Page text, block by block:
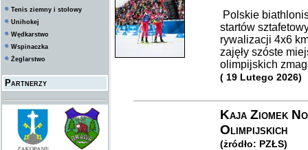
Tenis ziemny i stołowy
Unihokej
Wędkarstwo
Wspinaczka
Żeglarstwo
Partnerzy
Polskie
startów
rywalizacji 4x6
zajęły szóste
olimpijskich
( 19 Lutego 2026)
Kaja Ziomek
Olimpijskich
(żródło: PZŁS)